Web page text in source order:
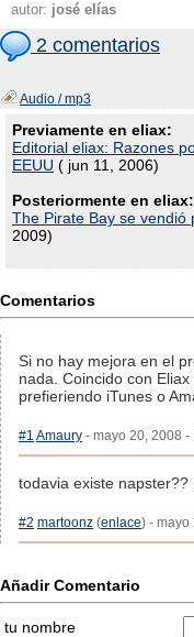
autor: josé elías
2 comentarios
Audio / mp3
Previamente en eliax:
Editorial eliax: Razones
EEUU ( jun 11, 2006)
Posteriormente en eliax:
The Pirate Bay se vendió
2009)
Comentarios
Si no hay mejora en el
nada. Coincido con
prefieriendo iTunes o
#1 Amaury - mayo 20, 2008 -
todavia existe
#2 martoonz (enlace) - mayo
Añadir Comentario
tu nombre